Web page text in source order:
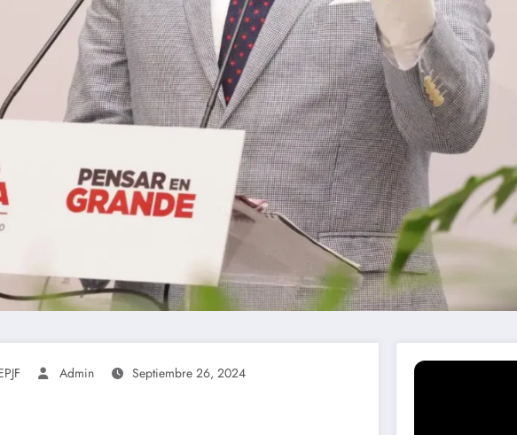
Admin
Septiembre 26, 2024